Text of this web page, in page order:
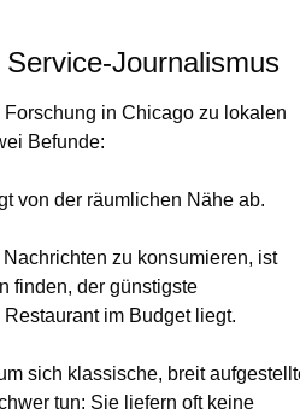
Journalismus
in Chicago zu lokalen
Befunde:
von der räumlichen Nähe ab.
zu konsumieren, ist
finden, der günstigste
im Budget liegt.
sich klassische, breit
tun: Sie liefern oft keine